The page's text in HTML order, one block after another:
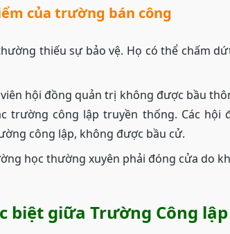
của trường bán công
thiếu sự bảo vệ. Họ có thể chấm
hội đồng quản trị không được bầu
trường công lập truyền thống. Các hội
công lập, không được bầu cử.
học thường xuyên phải đóng cửa do
biệt giữa Trường Công